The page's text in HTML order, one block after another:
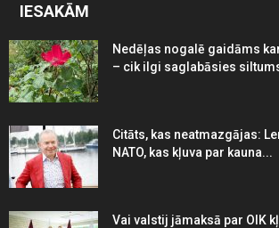
IESAKĀM
Nedēļas nogalē gaidāms
– cik ilgi saglabāsies
Citāts, kas neatmazgājas:
NATO, kas kļuva par kauna...
Vai valstij jāmaksā par OIK